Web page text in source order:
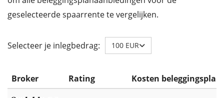
geselecteerde spaarrente te vergelijken.
Selecteer je inlegbedrag: 100 EUR
Broker Rating Kosten beleggingsplan